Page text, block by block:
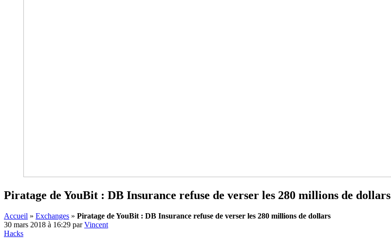
Piratage de YouBit : DB Insurance refuse de verser les 280 millions de dollars
Accueil » Exchanges » Piratage de YouBit : DB Insurance refuse de verser les 280 millions de dollars
30 mars 2018 à 16:29 parVincent
Hacks